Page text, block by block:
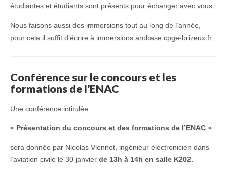
étudiantes et étudiants sont présents pour échanger avec vous.
Nous faisons aussi des immersions tout au long de l’année,
pour cela il suffit d’écrire à immersions arobase cpge-brizeux.fr .
Conférence sur le concours et les
formations de l’ENAC
Une conférence intitulée
« Présentation du concours et des formations de l’ENAC »
sera donnée par Nicolas Viennot, ingénieur électronicien dans
l’aviation civile le 30 janvier de 13h à 14h en salle K202.